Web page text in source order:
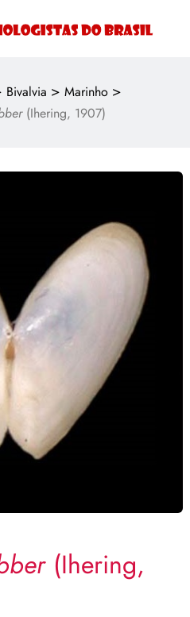
Bivalvia > Marinho >
(Ihering, 1907)
(Ihering,